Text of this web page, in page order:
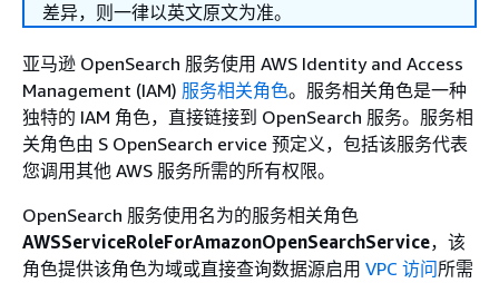
差异，则一律以英文原文为准。
亚马逊 OpenSearch 服务使用 AWS Identity and Access
Management (IAM) 服务相关角色。服务相关角色是一种
独特的 IAM 角色，直接链接到 OpenSearch 服务。服务相
关角色由 S OpenSearch ervice 预定义，包括该服务代表
您调用其他 AWS 服务所需的所有权限。
OpenSearch 服务使用名为的服务相关角色
AWSServiceRoleForAmazonOpenSearchService，该
角色提供该角色为域或直接查询数据源启用 VPC 访问所需